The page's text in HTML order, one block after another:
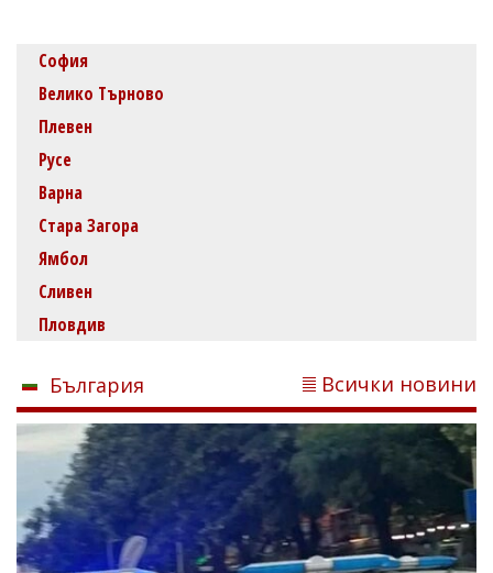
София
Велико Търново
Плевен
Русе
Варна
Стара Загора
Ямбол
Сливен
Пловдив
България Всички новини